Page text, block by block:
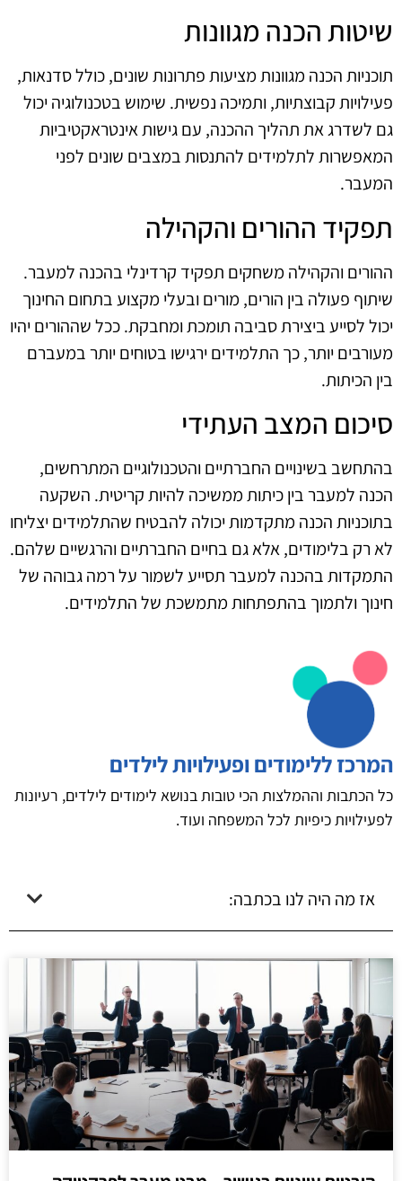
שיטות הכנה מגוונות
תוכניות הכנה מגוונות מציעות פתרונות שונים, כולל סדנאות,
פעילויות קבוצתיות, ותמיכה נפשית. שימוש בטכנולוגיה יכול
גם לשדרג את תהליך ההכנה, עם גישות אינטראקטיביות
המאפשרות לתלמידים להתנסות במצבים שונים לפני
המעבר.
תפקיד ההורים והקהילה
ההורים והקהילה משחקים תפקיד קרדינלי בהכנה למעבר.
שיתוף פעולה בין הורים, מורים ובעלי מקצוע בתחום החינוך
יכול לסייע ביצירת סביבה תומכת ומחבקת. ככל שההורים יהיו
מעורבים יותר, כך התלמידים ירגישו בטוחים יותר במעברם
בין הכיתות.
סיכום המצב העתידי
בהתחשב בשינויים החברתיים והטכנולוגיים המתרחשים,
הכנה למעבר בין כיתות ממשיכה להיות קריטית. השקעה
בתוכניות הכנה מתקדמות יכולה להבטיח שהתלמידים יצליחו
לא רק בלימודים, אלא גם בחיים החברתיים והרגשיים שלהם.
התמקדות בהכנה למעבר תסייע לשמור על רמה גבוהה של
חינוך ולתמוך בהתפתחות מתמשכת של התלמידים.
המרכז ללימודים ופעילויות לילדים
כל הכתבות וההמלצות הכי טובות בנושא לימודים לילדים, רעיונות
לפעילויות כיפיות לכל המשפחה ועוד.
אז מה היה לנו בכתבה: